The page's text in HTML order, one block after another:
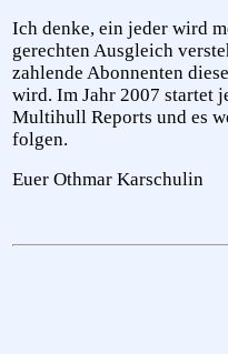
Ich denke, ein jeder wird
gerechten Ausgleich
zahlende Abonnenten
wird. Im Jahr 2007 startet
Multihull Reports und es
folgen.
Euer Othmar Karschulin